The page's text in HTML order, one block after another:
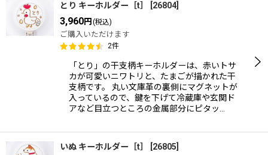
とり キーホルダー［t］ 26804
3,960円 (税込)
ご購入いただけます
2件
「とり」の干支柄キーホルダーは、赤いトサ
カが可愛いニワトリと、たまごが描かれた干
支柄です。 丸い文庫革の裏側にマグネットが
入っているので、鍵を下げて冷蔵庫や玄関ド
アなど目立つところの金属部分にピタッ…
いぬ キーホルダー［t］ 26805